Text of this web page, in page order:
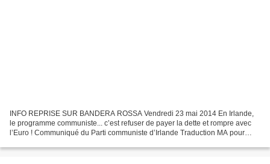
INFO REPRISE SUR BANDERA ROSSA Vendredi 23 mai 2014 En Irlande,
le programme communiste... c’est refuser de payer la dette et rompre avec
l’Euro ! Communiqué du Parti communiste d’Irlande Traduction MA pour